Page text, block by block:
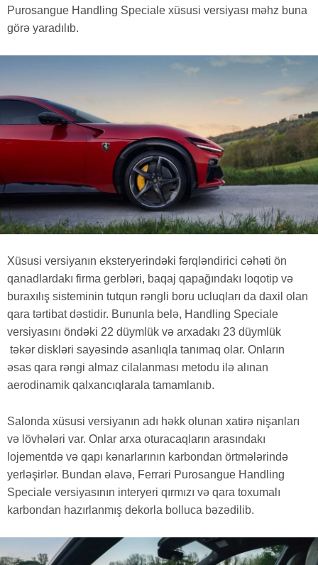
Purosangue Handling Speciale xüsusi versiyası məhz buna
görə yaradılıb.
Xüsusi versiyanın eksteryerindəki fərqləndirici cəhəti ön
qanadlardakı firma gerbləri, baqaj qapağındakı loqotip və
buraxılış sisteminin tutqun rəngli boru ucluqları da daxil olan
qara tərtibat dəstidir. Bununla belə, Handling Speciale
versiyasını öndəki 22 düymlük və arxadakı 23 düymlük
təkər diskləri sayəsində asanlıqla tanımaq olar. Onların
əsas qara rəngi almaz cilalanması metodu ilə alınan
aerodinamik qalxancıqlarala tamamlanıb.
Salonda xüsusi versiyanın adı həkk olunan xatirə nişanları
və lövhələri var. Onlar arxa oturacaqların arasındakı
lojementdə və qapı kənarlarının karbondan örtmələrində
yerləşirlər. Bundan əlavə, Ferrari Purosangue Handling
Speciale versiyasının interyeri qırmızı və qara toxumalı
karbondan hazırlanmış dekorla bolluca bəzədilib.